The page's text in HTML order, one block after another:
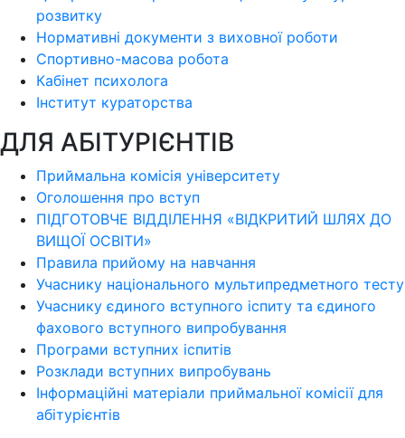
розвитку
Нормативні документи з виховної роботи
Спортивно-масова робота
Кабінет психолога
Інститут кураторства
ДЛЯ АБІТУРІЄНТІВ
Приймальна комісія університету
Оголошення про вступ
ПІДГОТОВЧЕ ВІДДІЛЕННЯ «ВІДКРИТИЙ ШЛЯХ ДО
ВИЩОЇ ОСВІТИ»
Правила прийому на навчання
Учаснику національного мультипредметного тесту
Учаснику єдиного вступного іспиту та єдиного
фахового вступного випробування
Програми вступних іспитів
Розклади вступних випробувань
Інформаційні матеріали приймальної комісії для
абітурієнтів